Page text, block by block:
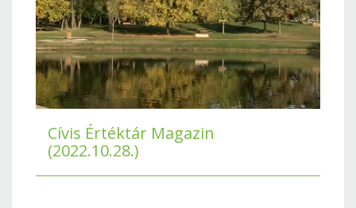
Cívis Értéktár Magazin
(2022.10.28.)